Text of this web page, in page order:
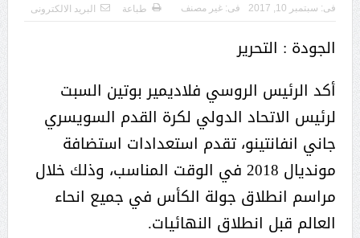
فى: سبتمبر 10, 2017 فى: غير مصنف طباعة البريد الالكترونى
الجودة : التحرير
أكد الرئيس الروسي فلاديمير بوتين السبت
لرئيس الاتحاد الدولي لكرة القدم السويسري
جاني انفانتينو، تقدم استعدادات استضافة
مونديال 2018 في الوقت المناسب، وذلك خلال
مراسم انطلاق جولة الكأس في جميع انحاء
العالم قبل انطلاق النهائيات.